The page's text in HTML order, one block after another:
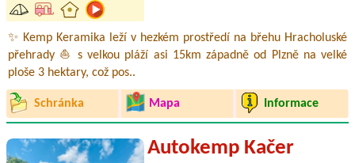
✨ Kemp Keramika leží v hezkém prostředí na břehu Hracholuské
přehrady ⛵ s velkou pláží asi 15km západně od Plzně na velké
ploše 3 hektary, což pos..
Schránka Mapa Informace
Autokemp Kačer